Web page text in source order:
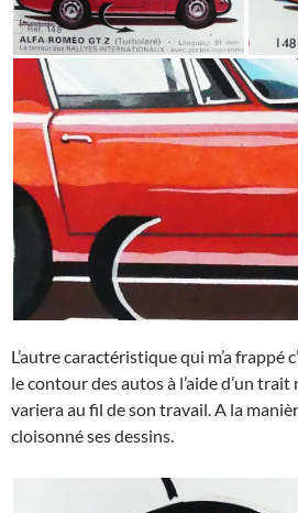
L’autre caractéristique qui m’a frappé
le contour des autos à l’aide d’un
variera au fil de son travail. A la
cloisonné ses dessins.